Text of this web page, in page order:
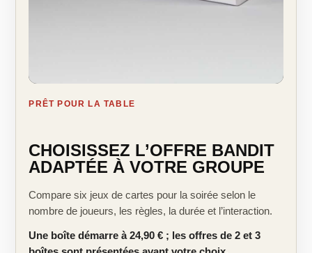
PRÊT POUR LA TABLE
CHOISISSEZ L’OFFRE BANDIT
ADAPTÉE À VOTRE GROUPE
Compare six jeux de cartes pour la soirée selon le
nombre de joueurs, les règles, la durée et l’interaction.
Une boîte démarre à 24,90 € ; les offres de 2 et 3